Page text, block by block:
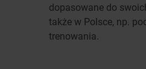
dopasowane do
także w Polsce, np.
trenowania.